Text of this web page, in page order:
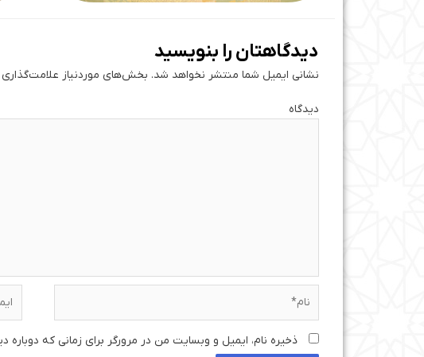
دیدگاهتان را بنویسید
نشانی ایمیل شما منتشر نخواهد شد. بخش‌های موردنیاز علامت‌گذاری
ذخیره نام، ایمیل و وبسایت من در مرورگر برای زمانی که دوباره